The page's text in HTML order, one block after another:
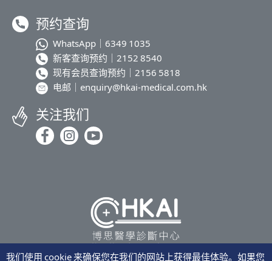
我们使用 cookie 来确保您在我们的网站上获得最佳体验。如果您
预约查询
WhatsApp｜ 6349 1035
新客查询预约｜ 2152 8540
现有会员查询预约｜ 2156 5818
电邮｜ enquiry@hkai-medical.com.hk
关注我们